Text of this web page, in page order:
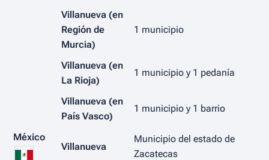
Villanueva (en
Región de
Murcia)
1 municipio
Villanueva (en
La Rioja)
1 municipio y 1 pedanía
Villanueva (en
País Vasco)
1 municipio y 1 barrio
México
Villanueva
Municipio del estado de
Zacatecas